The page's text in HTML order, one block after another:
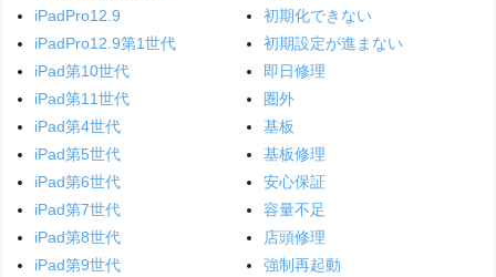
iPadPro12.9
iPadPro12.9第1世代
iPad第10世代
iPad第11世代
iPad第4世代
iPad第5世代
iPad第6世代
iPad第7世代
iPad第8世代
iPad第9世代
初期化できない
初期設定が進まない
即日修理
圏外
基板
基板修理
安心保証
容量不足
店頭修理
強制再起動